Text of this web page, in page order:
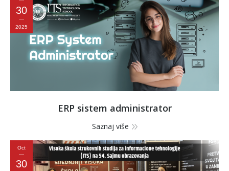
30
2025
ERP sistem administrator
Saznaj više
Oct
30